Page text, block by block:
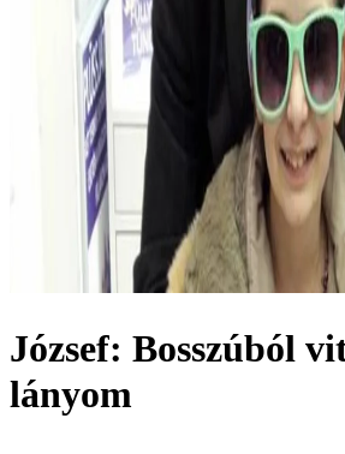
József: Bosszúból
lányom